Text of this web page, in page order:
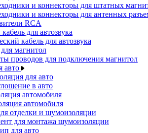
и коннекторы для штатных
и коннекторы для антенных
RCA
для автозвука
кабель для автозвука
магнитол
проводов для подключения магнитол
авто
для авто
в авто
автомобиля
автомобиля
отделки и шумоизоляции
для монтажа шумоизоляции
для авто